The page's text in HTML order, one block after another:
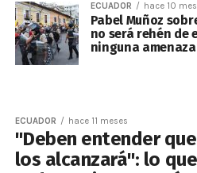
ECUADOR hace 10
Pabel Muñoz
no será rehén de
ninguna
ECUADOR hace 11 meses
"Deben entender
los alcanzará": lo